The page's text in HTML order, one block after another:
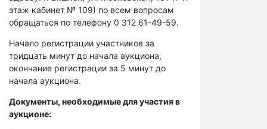
этаж кабинет № 109) по всем вопросам
обращаться по телефону 0 312 61-49-59.
Начало регистрации участников за
тридцать минут до начала аукциона,
окончание регистрации за 5 минут до
начала аукциона.
Документы, необходимые для участия в
аукционе: